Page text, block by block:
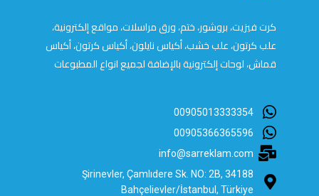
كرت فيزيت، بروشور، ختم، ورق مراسلات، مواقع إلكترونية،
علب كرتون، علب خشب، أكياس نايلون، أكياس كرتون، أكياس
قماش، لوحات إلكترونية بالإضافة لجميع انواع المطبوعات
00905013333354
00905366365596
info@sarreklam.com
Şirinevler, Çamlıdere Sk. NO: 2B, 34188
Bahçelievler/İstanbul, Türkiye